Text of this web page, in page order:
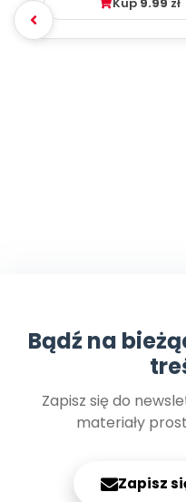
Bądź na
Zapisz się do
materiały
Zapisz